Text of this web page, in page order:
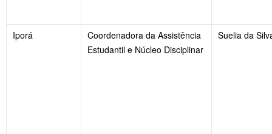
Iporá
Coordenadora da Assistência
Estudantil e Núcleo Disciplinar
Suelia da